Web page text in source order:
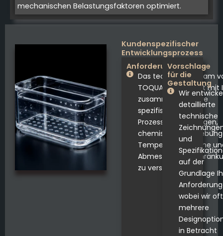
mechanischen Belastungsfaktoren optimiert.
Kundenspezifischer
Entwicklungsprozess
Anforderungsanalyse
Das technische Team
TOQUARTZ arbeitet mit
zusammen, um Ihre
spezifischen
Prozessanforderungen,
chemischen
Temperaturbereiche
zu verstehen.
Vorschlag
für die
Gestaltung
Wir
detaillierte
technische
und
auf der
Grundlage
wobei wir oft
mehrere
in Betracht